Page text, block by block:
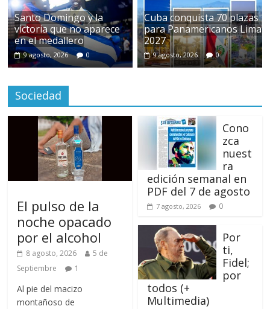
Santo Domingo y la
victoria que no aparece
en el medallero
9 agosto, 2026 0
Cuba conquista 70 plazas
para Panamericanos Lima
2027
9 agosto, 2026 0
Sociedad
El pulso de la
noche opacado
por el alcohol
8 agosto, 2026
5 de
Septiembre
1
Al pie del macizo
montañoso de
Cono
zca
nuest
ra
edición semanal en
PDF del 7 de agosto
7 agosto, 2026 0
Por
ti,
Fidel;
por
todos (+
Multimedia)